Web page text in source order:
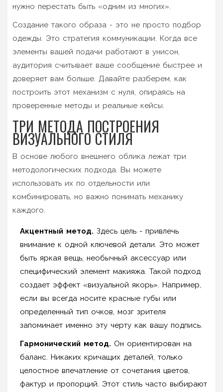
нужно перестать быть «одним из многих».
Создание такого образа - это не просто подбор
одежды. Это стратегия коммуникации. Когда все
элементы вашей подачи работают в унисон,
аудитория считывает ваше сообщение быстрее и
доверяет вам больше. Давайте разберем, как
построить этот механизм с нуля, опираясь на
проверенные методы и реальные кейсы.
ТРИ МЕТОДА ПОСТРОЕНИЯ
ВИЗУАЛЬНОГО СТИЛЯ
В основе любого внешнего облика лежат три
методологических подхода. Вы можете
использовать их по отдельности или
комбинировать, но важно понимать механику
каждого.
Акцентный метод. Здесь цель - привлечь
внимание к одной ключевой детали. Это может
быть яркая вещь, необычный аксессуар или
специфический элемент макияжа. Такой подход
создает эффект «визуальной якорь». Например,
если вы всегда носите красные губы или
определенный тип очков, мозг зрителя
запоминает именно эту черту как вашу подпись.
Гармонический метод. Он ориентирован на
баланс. Никаких кричащих деталей, только
целостное впечатление от сочетания цветов,
фактур и пропорций. Этот стиль часто выбирают